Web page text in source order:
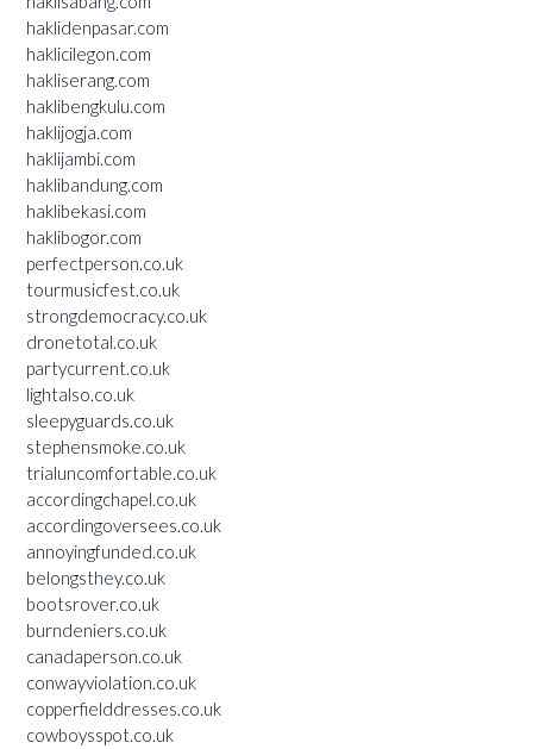
haklidenpasar.com
haklicilegon.com
hakliserang.com
haklibengkulu.com
haklijogja.com
haklijambi.com
haklibandung.com
haklibekasi.com
haklibogor.com
perfectperson.co.uk
tourmusicfest.co.uk
strongdemocracy.co.uk
dronetotal.co.uk
partycurrent.co.uk
lightalso.co.uk
sleepyguards.co.uk
stephensmoke.co.uk
trialuncomfortable.co.uk
accordingchapel.co.uk
accordingoversees.co.uk
annoyingfunded.co.uk
belongsthey.co.uk
bootsrover.co.uk
burndeniers.co.uk
canadaperson.co.uk
conwayviolation.co.uk
copperfielddresses.co.uk
cowboysspot.co.uk